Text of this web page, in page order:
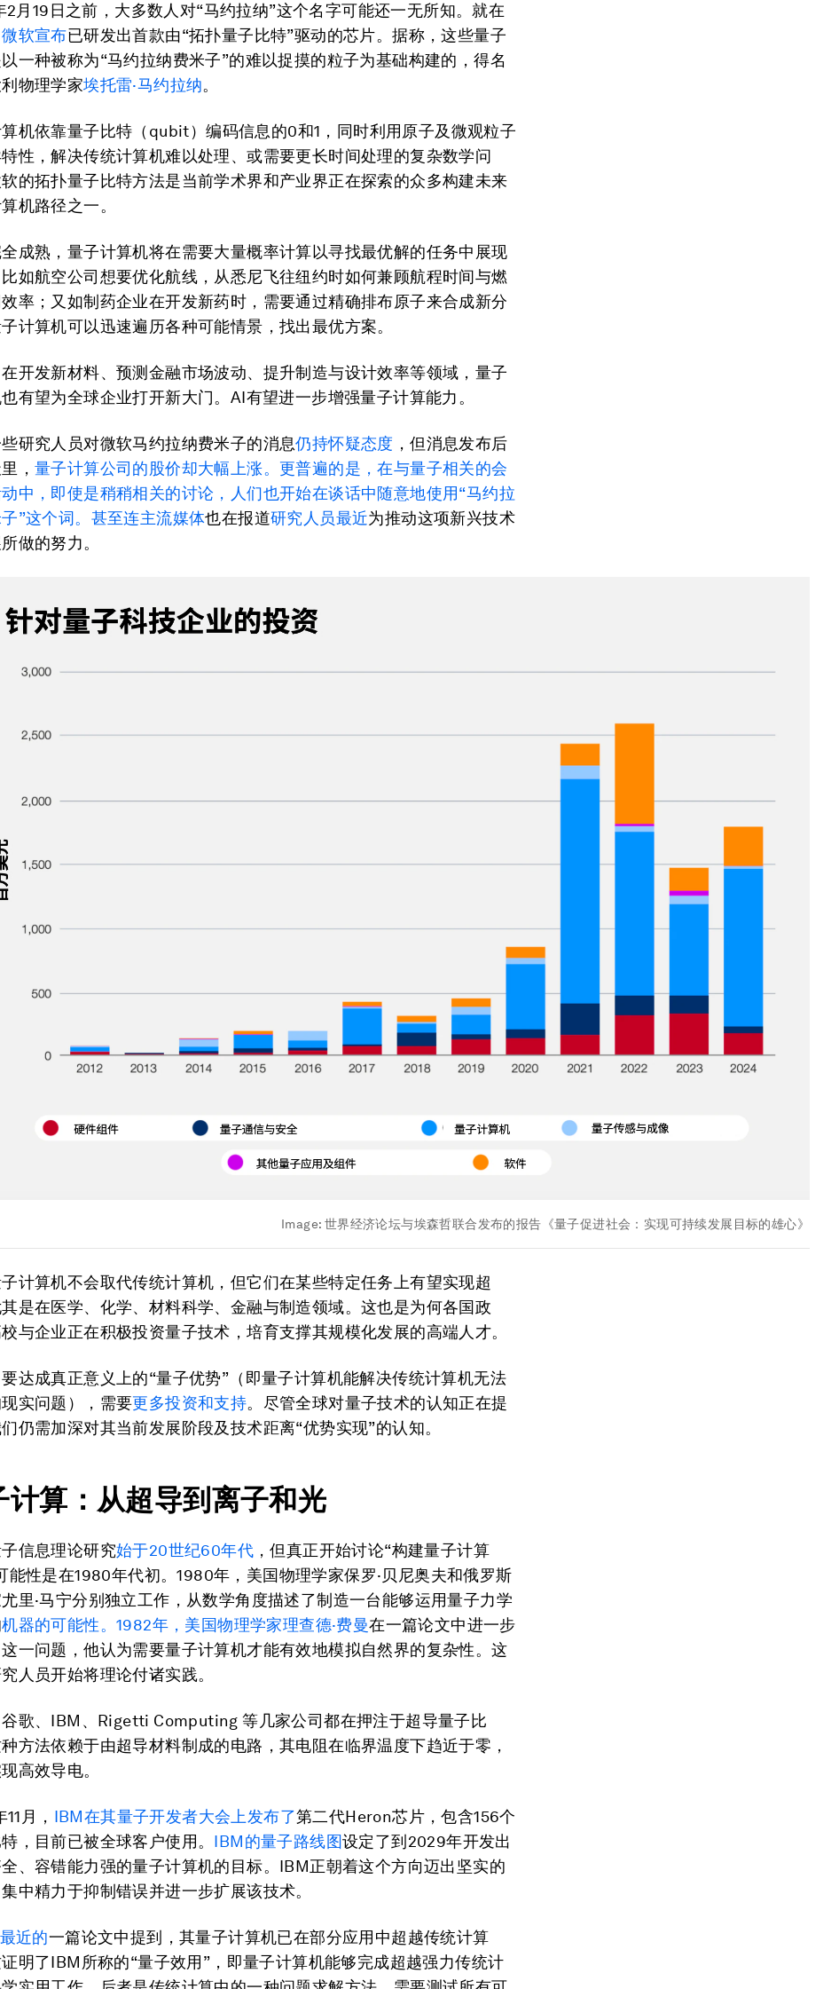
2月19日之前，大多数人对“马约拉纳”这个名字可能还一无所知。就在
微软宣布已研发出首款由“拓扑量子比特”驱动的芯片。据称，这些量子
一种被称为“马约拉纳费米子”的难以捉摸的粒子为基础构建的，得名
物理学家埃托雷·马约拉纳。
机依靠量子比特（qubit）编码信息的0和1，同时利用原子及微观粒子
性，解决传统计算机难以处理、或需要更长时间处理的复杂数学问
的拓扑量子比特方法是当前学术界和产业界正在探索的众多构建未来
机路径之一。
成熟，量子计算机将在需要大量概率计算以寻找最优解的任务中展现
如航空公司想要优化航线，从悉尼飞往纽约时如何兼顾航程时间与燃
率；又如制药企业在开发新药时，需要通过精确排布原子来合成新分
计算机可以迅速遍历各种可能情景，找出最优方案。
开发新材料、预测金融市场波动、提升制造与设计效率等领域，量子
有望为全球企业打开新大门。AI有望进一步增强量子计算能力。
研究人员对微软马约拉纳费米子的消息仍持怀疑态度 ，但消息发布后
， 量子计算公司的股价却大幅上涨。更普遍的是，在与量子相关的会
中，即使是稍稍相关的讨论，人们也开始在谈话中随意地使用“马约拉
”这个词。甚至连主流媒体也在报道研究人员最近为推动这项新兴技术
做的努力。
Image: 世界经济论坛与埃森哲联合发布的报告《量子促进社会：实现可持续发展目标的雄心》
计算机不会取代传统计算机，但它们在某些特定任务上有望实现超
是在医学、化学、材料科学、金融与制造领域。这也是为何各国政
与企业正在积极投资量子技术，培育支撑其规模化发展的高端人才。
达成真正意义上的“量子优势”（即量子计算机能解决传统计算机无法
实问题），需要更多投资和支持。尽管全球对量子技术的认知正在提
仍需加深对其当前发展阶段及技术距离“优势实现”的认知。
计算：从超导到离子和光
信息理论研究始于20世纪60年代 ，但真正开始讨论“构建量子计算
能性是在1980年代初。1980年，美国物理学家保罗·贝尼奥夫和俄罗斯
里·马宁分别独立工作，从数学角度描述了制造一台能够运用量子力学
机器的可能性。1982年， 美国物理学家理查德·费曼在一篇论文中进一步
一问题，他认为需要量子计算机才能有效地模拟自然界的复杂性。这
人员开始将理论付诸实践。
歌、IBM、Rigetti Computing 等几家公司都在押注于超导量子比
方法依赖于由超导材料制成的电路，其电阻在临界温度下趋近于零，
高效导电。
月， IBM在其量子开发者大会上发布了第二代Heron芯片，包含156个
，目前已被全球客户使用。 IBM的量子路线图设定了到2029年开发出
、容错能力强的量子计算机的目标。IBM正朝着这个方向迈出坚实的
中精力于抑制错误并进一步扩展该技术。
近的一篇论文中提到，其量子计算机已在部分应用中超越传统计算
明了IBM所称的“量子效用”，即量子计算机能够完成超越强力传统计